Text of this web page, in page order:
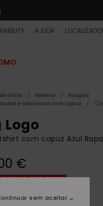
AJUDA
início Menino
Roupas
e camisolas com capuz
Logo
com capuz Azul
€
PROMO 25% EXTRA
sem aceitar